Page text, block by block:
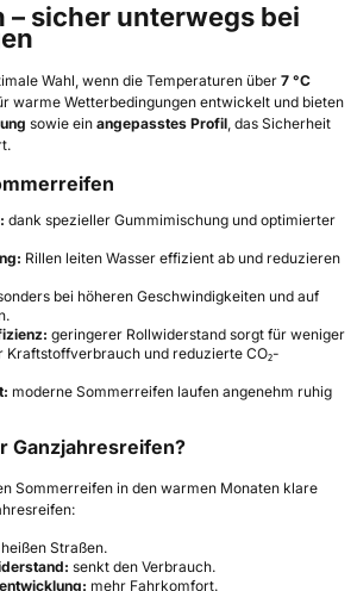
– sicher unterwegs bei
Wahl, wenn die Temperaturen über 7 °C
warme Wetterbedingungen entwickelt und bieten
sowie ein angepasstes Profil, das Sicherheit
dank spezieller Gummimischung und optimierter
Rillen leiten Wasser effizient ab und reduzieren
bei höheren Geschwindigkeiten und auf
geringerer Rollwiderstand sorgt für weniger
Kraftstoffverbrauch und reduzierte CO₂-
moderne Sommerreifen laufen angenehm ruhig
Ganzjahresreifen?
Sommerreifen in den warmen Monaten klare
Straßen.
senkt den Verbrauch.
mehr Fahrkomfort.